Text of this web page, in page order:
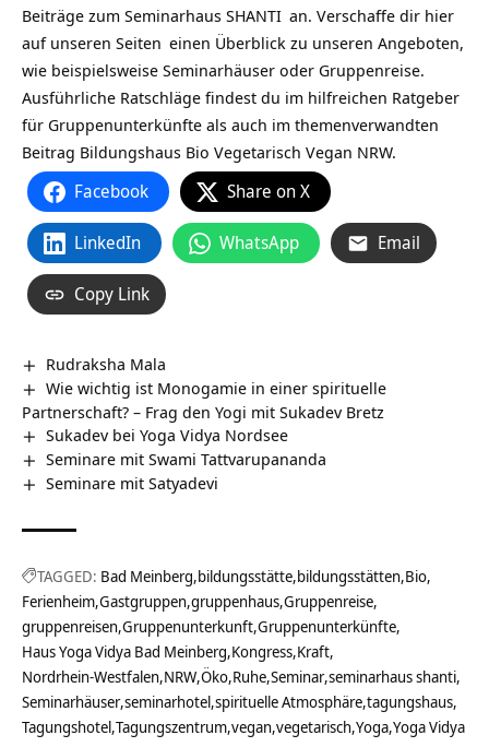
Beiträge zum Seminarhaus SHANTI an. Verschaffe dir hier
auf unseren Seiten einen Überblick zu unseren Angeboten,
wie beispielsweise Seminarhäuser oder Gruppenreise.
Ausführliche Ratschläge findest du im hilfreichen Ratgeber
für Gruppenunterkünfte als auch im themenverwandten
Beitrag Bildungshaus Bio Vegetarisch Vegan NRW.
Facebook Share on X
LinkedIn WhatsApp Email
Copy Link
Rudraksha Mala
Wie wichtig ist Monogamie in einer spirituelle
Partnerschaft? – Frag den Yogi mit Sukadev Bretz
Sukadev bei Yoga Vidya Nordsee
Seminare mit Swami Tattvarupananda
Seminare mit Satyadevi
TAGGED: Bad Meinberg bildungsstätte bildungsstätten Bio
Ferienheim Gastgruppen gruppenhaus Gruppenreise
gruppenreisen Gruppenunterkunft Gruppenunterkünfte
Haus Yoga Vidya Bad Meinberg Kongress Kraft
Nordrhein-Westfalen NRW Öko Ruhe Seminar seminarhaus shanti
Seminarhäuser seminarhotel spirituelle Atmosphäre tagungshaus
Tagungshotel Tagungszentrum vegan vegetarisch Yoga Yoga Vidya